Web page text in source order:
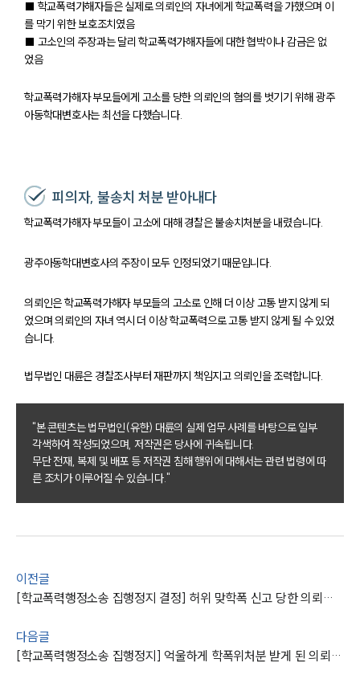
팀소개
AI대륜
■ 학교폭력가해자들은 실제로 의뢰인의 자녀에게 학교폭력을 가했으며 이
를 막기 위한 보호조치였음
■ 고소인의 주장과는 달리 학교폭력가해자들에 대한 협박이나 감금은 없
었음
학교폭력가해자 부모들에게 고소를 당한 의뢰인의 혐의를 벗기기 위해 광주
아동학대변호사는 최선을 다했습니다.
피의자, 불송치 처분 받아내다
학교폭력가해자 부모들이 고소에 대해 경찰은 불송치처분을 내렸습니다.
광주아동학대변호사의 주장이 모두 인정되었기 때문입니다.
의뢰인은 학교폭력가해자 부모들의 고소로 인해 더 이상 고통 받지 않게 되
었으며 의뢰인의 자녀 역시 더 이상 학교폭력으로 고통 받지 않게 될 수 있었
습니다.
법무법인 대륜은 경찰조사부터 재판까지 책임지고 의뢰인을 조력합니다.
"본 콘텐츠는 법무법인(유한) 대륜의 실제 업무 사례를 바탕으로 일부
각색하여 작성되었으며, 저작권은 당사에 귀속됩니다.
무단 전재, 복제 및 배포 등 저작권 침해 행위에 대해서는 관련 법령에 따
른 조치가 이루어질 수 있습니다."
이전글
[학교폭력행정소송 집행정지 결정] 허위 맞학폭 신고 당한 의뢰인 조력해 집행정지 받아내
다음글
[학교폭력행정소송 집행정지] 억울하게 학폭위처분 받게 된 의뢰인 행정소송 진행, 집행정지 받아내